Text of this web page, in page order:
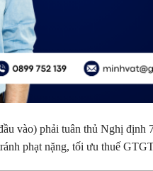
vào) phải tuân thủ Nghị
phạt nặng, tối ưu thuế